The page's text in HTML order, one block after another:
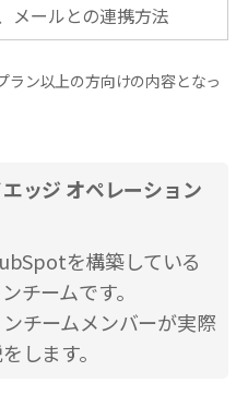
メールとの連携方法
ン以上の方向けの内容となっ
ッジ オペレーション
を構築している
チームです。
チームメンバーが実際
します。